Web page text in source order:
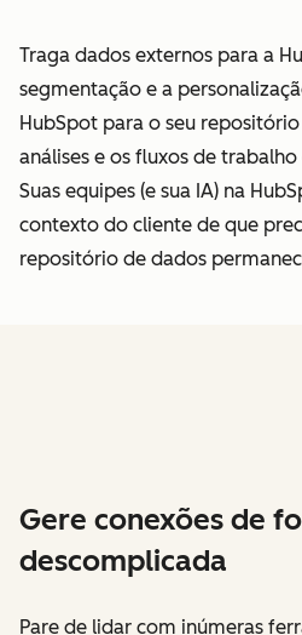
Traga dados externos para a
segmentação e a
HubSpot para o seu
análises e os fluxos de
Suas equipes (e sua IA) na
contexto do cliente de que
repositório de dados
Gere conexões de
descomplicada
Pare de lidar com inúmeras